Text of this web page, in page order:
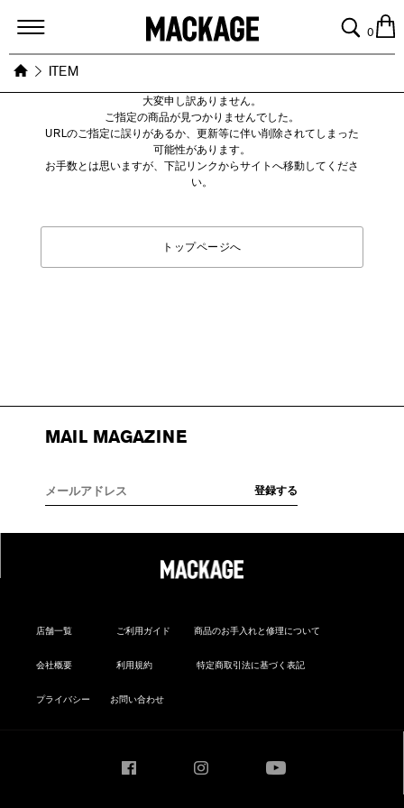
MACKAGE
0
ITEM
大変申し訳ありません。
ご指定の商品が見つかりませんでした。
URLのご指定に誤りがあるか、更新等に伴い削除されてしまった
可能性があります。
お手数とは思いますが、下記リンクからサイトへ移動してくださ
い。
トップページへ
MAIL MAGAZINE
店舗一覧 ご利用ガイド 商品のお手入れと修理について
会社概要 利用規約 特定商取引法に基づく表記
プライバシー お問い合わせ
Instagram